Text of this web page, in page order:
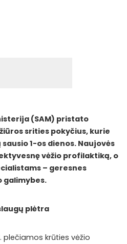
(SAM) pristato
srities pokyčius, kurie
1-os dienos. Naujovės
vėžio profilaktiką, o
– geresnes
galimybes.
plėtra
plečiamos krūties vėžio